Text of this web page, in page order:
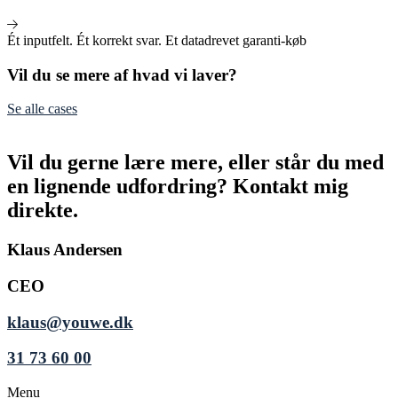
Ét inputfelt. Ét korrekt svar. Et datadrevet garanti‑køb
Vil du se mere af hvad vi laver?
Se alle cases
Vil du gerne lære mere, eller står du med
en lignende udfordring? Kontakt mig
direkte.
Klaus Andersen
CEO
klaus@youwe.dk
31 73 60 00
Menu